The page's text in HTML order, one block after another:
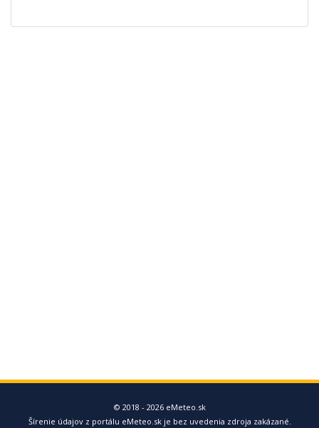
© 2018 - 2026 eMeteo.sk
Šírenie údajov z portálu eMeteo.sk je bez uvedenia zdroja zakázané.